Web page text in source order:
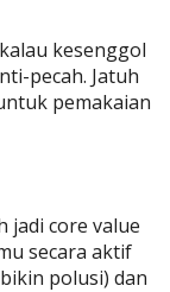
kesenggol
pecah. Jatuh
pemakaian
jadi core value
secara aktif
polusi) dan